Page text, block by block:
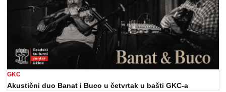
GKC
Akustični duo Banat i Buco u četvrtak u bašti GKC-a